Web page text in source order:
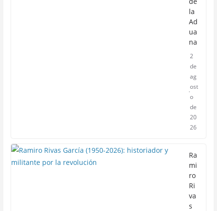
la
Ad
ua
na
2
de
ag
ost
o
de
20
26
Ra
mi
ro
Ri
va
s